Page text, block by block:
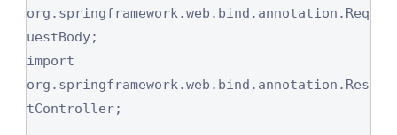
org.springframework.web.bind.annotation.Req
uestBody;
import
org.springframework.web.bind.annotation.Res
tController;